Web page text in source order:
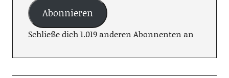
Abonnieren
Schließe dich 1.019 anderen Abonnenten an